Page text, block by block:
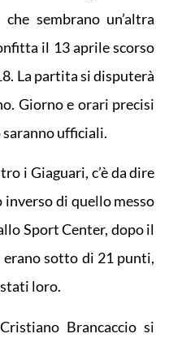
sembrano un’altra
il 13 aprile scorso
La partita si disputerà
Giorno e orari precisi
ufficiali.
i Giaguari, c’è da dire
inverso di quello messo
Sport Center, dopo il
sotto di 21 punti,
loro.
Brancaccio si